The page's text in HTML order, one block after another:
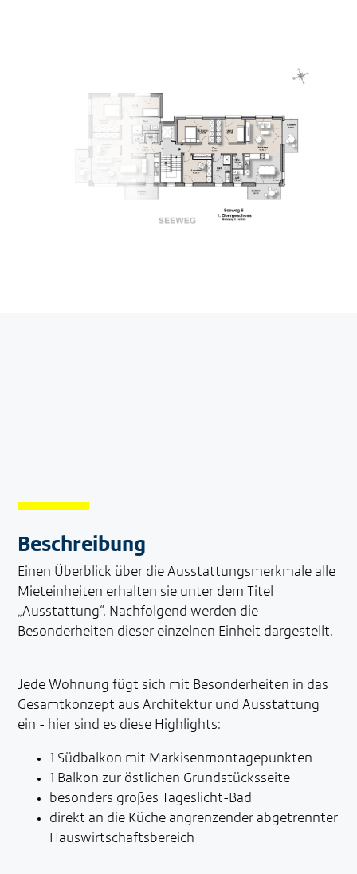
Beschreibung
Einen Überblick über die Ausstattungsmerkmale alle
Mieteinheiten erhalten sie unter dem Titel
„Ausstattung“. Nachfolgend werden die
Besonderheiten dieser einzelnen Einheit dargestellt.
Jede Wohnung fügt sich mit Besonderheiten in das
Gesamtkonzept aus Architektur und Ausstattung
ein - hier sind es diese Highlights:
1 Südbalkon mit Markisenmontagepunkten
1 Balkon zur östlichen Grundstücksseite
besonders großes Tageslicht-Bad
direkt an die Küche angrenzender abgetrennter
Hauswirtschaftsbereich